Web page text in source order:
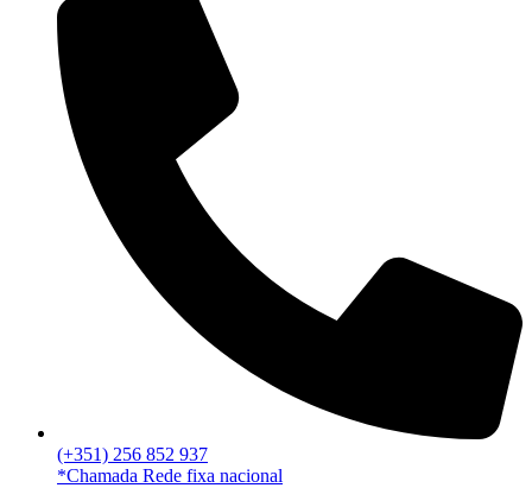
(+351) 256 852 937
*Chamada Rede fixa nacional